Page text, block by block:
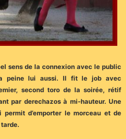
sens de la connexion avec le public
peine lui aussi. Il fit le job avec
second toro de la soirée, rétif
par derechazos à mi-hauteur. Une
d’emporter le morceau et de